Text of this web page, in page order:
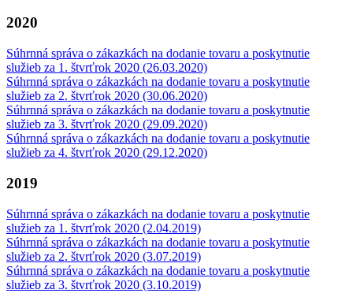
2020
Súhrnná správa o zákazkách na dodanie tovaru a poskytnutie
služieb za 1. štvrťrok 2020 (26.03.2020)
Súhrnná správa o zákazkách na dodanie tovaru a poskytnutie
služieb za 2. štvrťrok 2020 (30.06.2020)
Súhrnná správa o zákazkách na dodanie tovaru a poskytnutie
služieb za 3. štvrťrok 2020 (29.09.2020)
Súhrnná správa o zákazkách na dodanie tovaru a poskytnutie
služieb za 4. štvrťrok 2020 (29.12.2020)
2019
Súhrnná správa o zákazkách na dodanie tovaru a poskytnutie
služieb za 1. štvrťrok 2020 (2.04.2019)
Súhrnná správa o zákazkách na dodanie tovaru a poskytnutie
služieb za 2. štvrťrok 2020 (3.07.2019)
Súhrnná správa o zákazkách na dodanie tovaru a poskytnutie
služieb za 3. štvrťrok 2020 (3.10.2019)